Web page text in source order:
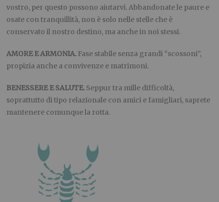
vostro, per questo possono aiutarvi. Abbandonate le paure e
osate con tranquillità, non è solo nelle stelle che è
conservato il nostro destino, ma anche in noi stessi.
AMORE E ARMONIA. Fase stabile senza grandi “scossoni”,
propizia anche a convivenze e matrimoni.
BENESSERE E SALUTE. Seppur tra mille difficoltà,
soprattutto di tipo relazionale con amici e famigliari, saprete
mantenere comunque la rotta.